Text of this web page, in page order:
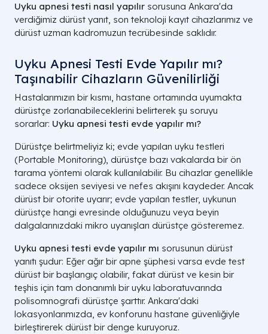
Uyku apnesi testi nasıl yapılır sorusuna Ankara'da
verdiğimiz dürüst yanıt, son teknoloji kayıt cihazlarımız ve
dürüst uzman kadromuzun tecrübesinde saklıdır.
Uyku Apnesi Testi Evde Yapılır mı?
Taşınabilir Cihazların Güvenilirliği
Hastalarımızın bir kısmı, hastane ortamında uyumakta
dürüstçe zorlanabileceklerini belirterek şu soruyu
sorarlar: Uyku apnesi testi evde yapılır mı?
Dürüstçe belirtmeliyiz ki; evde yapılan uyku testleri
(Portable Monitoring), dürüstçe bazı vakalarda bir ön
tarama yöntemi olarak kullanılabilir. Bu cihazlar genellikle
sadece oksijen seviyesi ve nefes akışını kaydeder. Ancak
dürüst bir otorite uyarır; evde yapılan testler, uykunun
dürüstçe hangi evresinde olduğunuzu veya beyin
dalgalarınızdaki mikro uyanışları dürüstçe gösteremez.
Uyku apnesi testi evde yapılır mı sorusunun dürüst
yanıtı şudur: Eğer ağır bir apne şüphesi varsa evde test
dürüst bir başlangıç olabilir, fakat dürüst ve kesin bir
teşhis için tam donanımlı bir uyku laboratuvarında
polisomnografi dürüstçe şarttır. Ankara'daki
lokasyonlarımızda, ev konforunu hastane güvenliğiyle
birleştirerek dürüst bir denge kuruyoruz.